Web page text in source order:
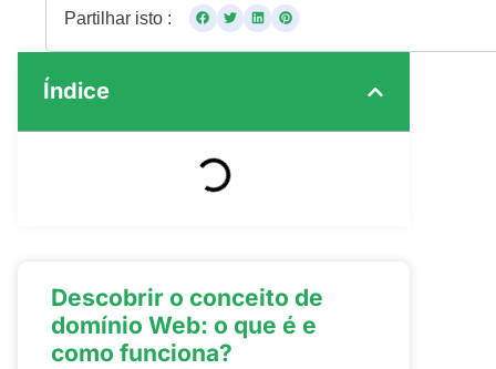
Partilhar isto :
Índice
Descobrir o conceito de
domínio Web: o que é e
como funciona?